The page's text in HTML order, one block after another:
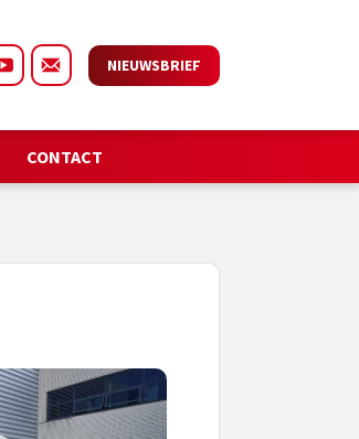
NIEUWSBRIEF
CONTACT